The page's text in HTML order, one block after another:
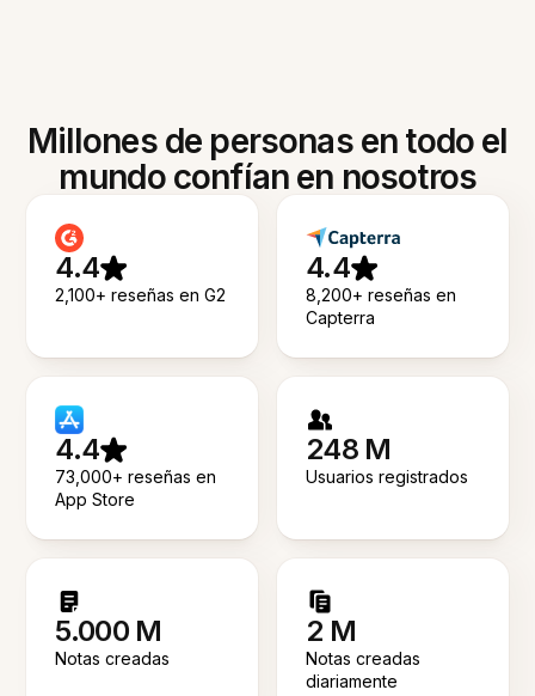
Millones de personas en todo el
mundo confían en nosotros
4.4
2,100+ reseñas en G2
4.4
8,200+ reseñas en
Capterra
4.4
73,000+ reseñas en
App Store
248 M
Usuarios registrados
5.000 M
Notas creadas
2 M
Notas creadas
diariamente